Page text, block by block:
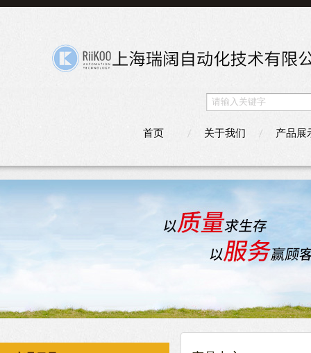
首页 关于我们 产品展